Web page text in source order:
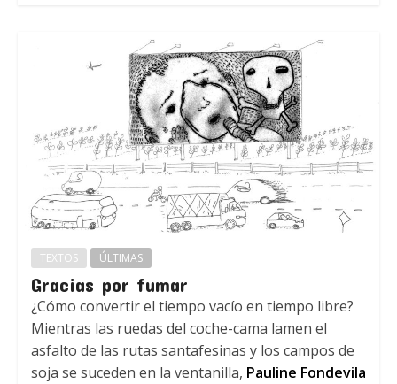
TEXTOS ÚLTIMAS
Gracias por fumar
¿Cómo convertir el tiempo vacío en tiempo libre?
Mientras las ruedas del coche-cama lamen el
asfalto de las rutas santafesinas y los campos de
soja se suceden en la ventanilla, Pauline Fondevila